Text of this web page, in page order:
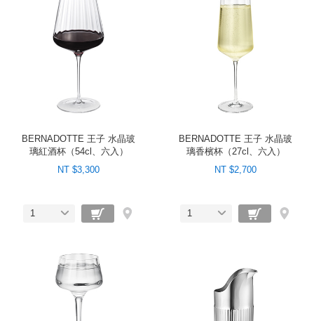
BERNADOTTE 王子 水晶玻
璃紅酒杯（54cl、六入）
NT $3,300
1
BERNADOTTE 王子 水晶玻
璃香檳杯（27cl、六入）
NT $2,700
1